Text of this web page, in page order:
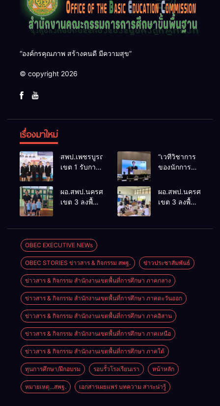
“องค์กรคุณภาพ สร้างคนดี มีความสุข”
© copyright 2026
เรื่องมาใหม่
สพป.เพชรบูรณ์
เขต 1 รับการ
ประเมินผล
เชิงประจักษ์
ต้นแบบ”
ระดับประเทศ
รุ่นที่ 3 ประจำ
ปีงบประมาณ
พ.ศ. 2569
“เวทีวิชาการ
ของนักการ
ThaiCER
International
Research
(ThaiCER)
2026
ผอ.สพป.นครศรีธรรมราช
เขต 3 ลงพื้นที่
ปากพนัง
ผอ.สพป.นครศรีธรร
เขต 3 ลงพื้นที่
OBEC EXECUTIVE NEWs
OBEC STORIES ข่าวสาร & กิจกรรม สพฐ. ข่าวประชาสัมพันธ์
ข่าวสาร & กิจกรรม สำนักงานเขตพื้นที่การศึกษา ภาคกลาง
ข่าวสาร & กิจกรรม สำนักงานเขตพื้นที่การศึกษา ภาคตะวันออก
ข่าวสาร & กิจกรรม สำนักงานเขตพื้นที่การศึกษา ภาคอิสาน
ข่าวสาร & กิจกรรม สำนักงานเขตพื้นที่การศึกษา ภาคเหนือ
ข่าวสาร & กิจกรรม สำนักงานเขตพื้นที่การศึกษา ภาคใต้
ทุนการศึกษา/ฝึกอบรม รอบรั้วโรงเรียนเรา หน้าหลัก
หมายเหตุ...สพฐ. เอกสารเผยแพร่ บทความ สาระน่ารู้